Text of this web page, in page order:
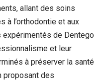
allant des soins
à l’orthodontie et aux
de Dentego
et leur
à préserver la santé
proposant des